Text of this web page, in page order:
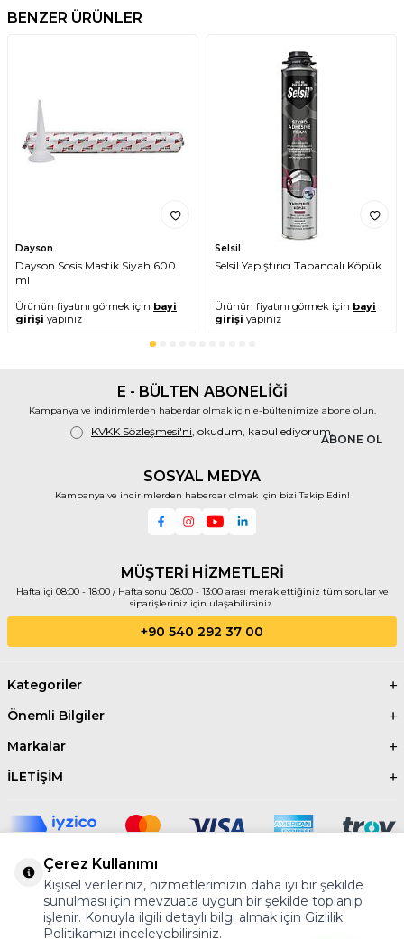
Ürün Özellikleri
• Yüzeylerde yağlama sağlar
• Küçük hacmi ile taşınabilir ve pratik
kullanım
sağlayacak şekilde yağlama
• Küçük hacmi ile taşınabilir ve kolay
• Ekonomik fiyat avantajı ile uygun
maliyetli
endüstriyel ortamlarda güvenilir bir
bakım ve temizleme çözümüdür. Küçük
hacmi ve etkili formülü ile mükemmel
sonuçlar sunar ve ekonomik fiyat avantajı
ile bütçenize uygun bir seçenektir.
BENZER ÜRÜNLER
Dayson
Dayson Sosis Mastik Siyah 600
ml
Ürünün fiyatını görmek için bayi
girişi yapınız
Selsil
Selsil Yapıştırıcı Tabancalı Köpük
Ürünün fiyatını görmek için bayi
girişi yapınız
E - BÜLTEN ABONELİĞİ
Kampanya ve indirimlerden haberdar olmak için e-bültenimize abone olun.
ABONE OL
KVKK Sözleşmesi'ni , okudum, kabul ediyorum.
SOSYAL MEDYA
Kampanya ve indirimlerden haberdar olmak için bizi Takip Edin!
MÜŞTERİ HİZMETLERİ
Hafta içi 08:00 - 18:00 / Hafta sonu 08:00 - 13:00 arası merak ettiğiniz tüm sorular ve
siparişleriniz için ulaşabilirsiniz.
+90 540 292 37 00
Kategoriler
Önemli Bilgiler
Markalar
İLETİŞİM
©2024 Tüm Hakkı Saklıdır.AYBER
Çerez Kullanımı
Kişisel verileriniz, hizmetlerimizin daha iyi bir şekilde
sunulması için mevzuata uygun bir şekilde toplanıp
işlenir. Konuyla ilgili detaylı bilgi almak için Gizlilik
Politikamızı inceleyebilirsiniz.